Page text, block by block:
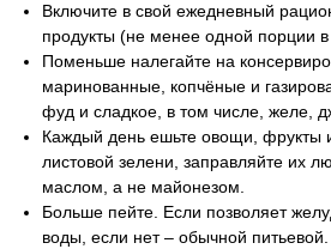
Включите в свой ежедневный
продукты (не менее одной порции в
Поменьше налегайте на
маринованные, копчёные и
фуд и сладкое, в том числе, желе,
Каждый день ешьте овощи, фрукты
листовой зелени, заправляйте их
маслом, а не майонезом.
Больше пейте. Если позволяет
воды, если нет – обычной питьевой.